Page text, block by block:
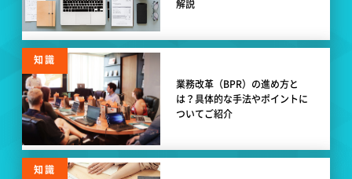
解説
知識
業務改革（BPR）の進め方と
は？具体的な手法やポイントに
ついてご紹介
知識